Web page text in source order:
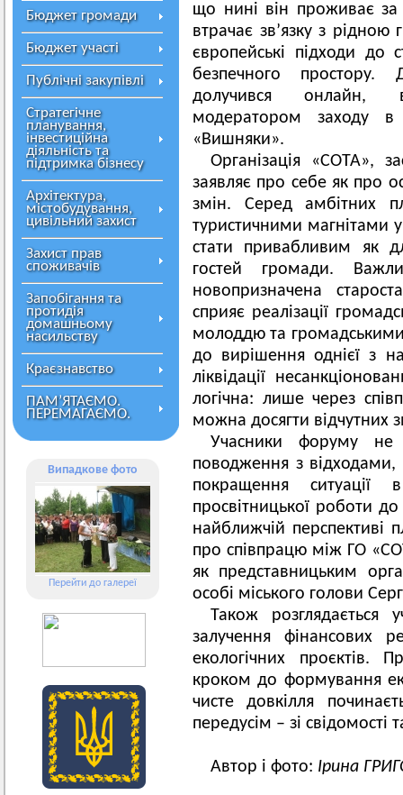
Бюджет громади
Бюджет участі
Публічні закупівлі
Стратегічне
планування,
інвестиційна
діяльність та
підтримка бізнесу
Архітектура,
містобудування,
цивільний захист
Захист прав
споживачів
Запобігання та
протидія
домашньому
насильству
Краєзнавство
ПАМ’ЯТАЄМО.
ПЕРЕМАГАЄМО.
Випадкове фото
Перейти до галереї
що нині він проживає за
втрачає зв’язку з
європейські підходи до
безпечного
долучився онлайн,
модератором заходу в
«Вишняки».
Організація «СОТА»,
заявляє про себе як про
змін. Серед амбітних
туристичними магнітами
стати привабливим як
гостей громади.
новопризначена
сприяє реалізації
молоддю та громадськими
до вирішення однієї з
ліквідації
логічна: лише через
можна досягти відчутних
Учасники форуму не
поводження з
покращення ситуації
просвітницької роботи до
найближчій перспективі
про співпрацю між ГО
як представницьким
особі міського голови
Також розглядається
залучення фінансових
екологічних проєктів.
кроком до формування
чисте довкілля
передусім – зі свідомості
Автор і фото: Ірина